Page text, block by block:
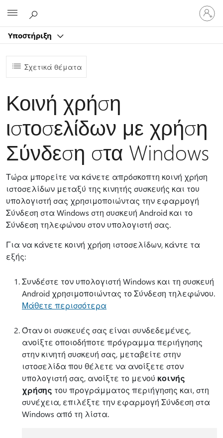
Υποστήριξη
Είσοδος
στον
Σχετικά θέματα
Κοινή χρήση
ιστοσελίδων με χρήση
Σύνδεση στα Windows
Τώρα μπορείτε να κάνετε απρόσκοπτη κοινή χρήση
ιστοσελίδων μεταξύ της κινητής συσκευής και του
υπολογιστή σας χρησιμοποιώντας την εφαρμογή
Σύνδεση στα Windows στη συσκευή Android και το
Σύνδεση τηλεφώνου στον υπολογιστή σας.
Για να κάνετε κοινή χρήση ιστοσελίδων, κάντε τα
εξής:
Συνδέστε τον υπολογιστή Windows και τη συσκευή
Android χρησιμοποιώντας το Σύνδεση τηλεφώνου.
Μάθετε περισσότερα
Όταν οι συσκευές σας είναι συνδεδεμένες,
ανοίξτε οποιοδήποτε πρόγραμμα περιήγησης
στην κινητή συσκευή σας, μεταβείτε στην
ιστοσελίδα που θέλετε να ανοίξετε στον
υπολογιστή σας, ανοίξτε το μενού κοινής
χρήσης του προγράμματος περιήγησης και, στη
συνέχεια, επιλέξτε την εφαρμογή Σύνδεση στα
Windows από τη λίστα.